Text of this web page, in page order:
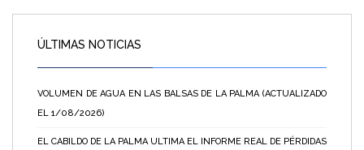
ÚLTIMAS NOTICIAS
VOLUMEN DE AGUA EN LAS BALSAS DE LA PALMA (ACTUALIZADO
EL 1/08/2026)
EL CABILDO DE LA PALMA ULTIMA EL INFORME REAL DE PÉRDIDAS